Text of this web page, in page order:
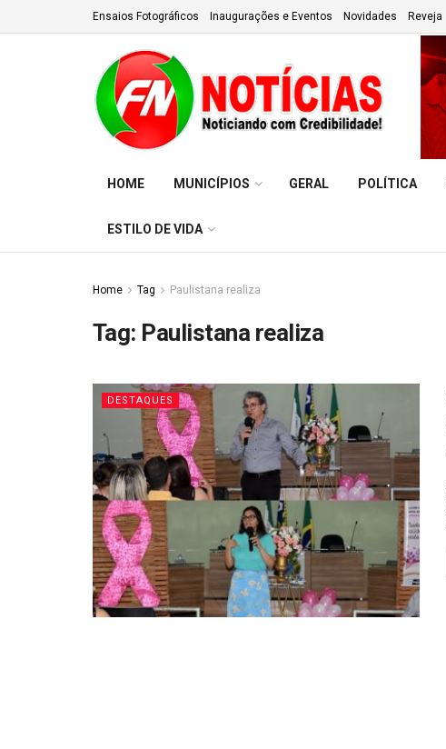
Ensaios Fotográficos Inaugurações e Eventos Novidades Reveja
HOME MUNICÍPIOS GERAL POLÍTICA
ESTILO DE VIDA
Home Tag Paulistana realiza
Tag: Paulistana realiza
DESTAQUES